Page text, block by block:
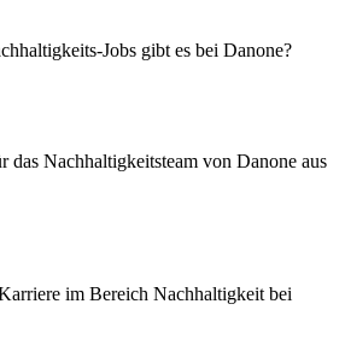
Jobs gibt es bei Danone?
das Nachhaltigkeitsteam von Danone aus
im Bereich Nachhaltigkeit bei